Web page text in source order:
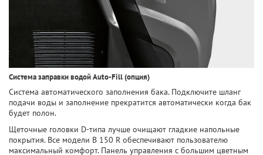
Система заправки водой Auto-Fill (опция)
Система автоматического заполнения бака. Подключите шланг
подачи воды и заполнение прекратится автоматически когда бак
будет полон.
Щеточные головки D-типа лучше очищают гладкие напольные
покрытия. Все модели B 150 R обеспечивают пользователю
максимальный комфорт. Панель управления с большим цветным